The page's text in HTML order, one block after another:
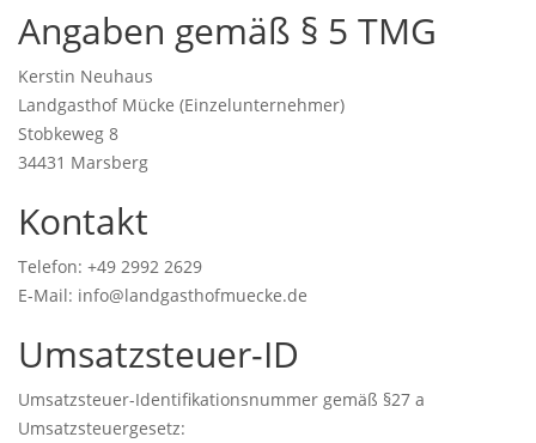
Angaben gemäß § 5 TMG
Kerstin Neuhaus
Landgasthof Mücke (Einzelunternehmer)
Stobkeweg 8
34431 Marsberg
Kontakt
Telefon: +49 2992 2629
E-Mail: info@landgasthofmuecke.de
Umsatzsteuer-ID
Umsatzsteuer-Identifikationsnummer gemäß §27 a
Umsatzsteuergesetz: